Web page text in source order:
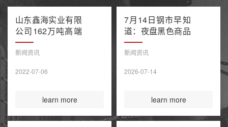
山东鑫海实业有限
公司162万吨高端
不锈钢项目产能置
换方案公示
新闻资讯
2022-07-06
learn more
7月14日钢市早知
道：夜盘黑色商品
多数收跌 阿联酋
油轮在霍尔木兹海
伦特原油涨超9%
新闻资讯
2026-07-14
learn more